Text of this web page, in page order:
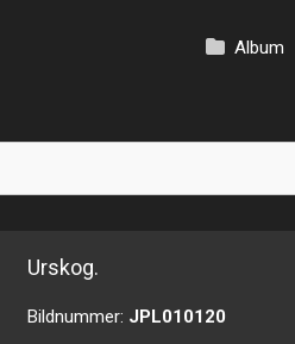
Album
Urskog.
Bildnummer: JPL010120